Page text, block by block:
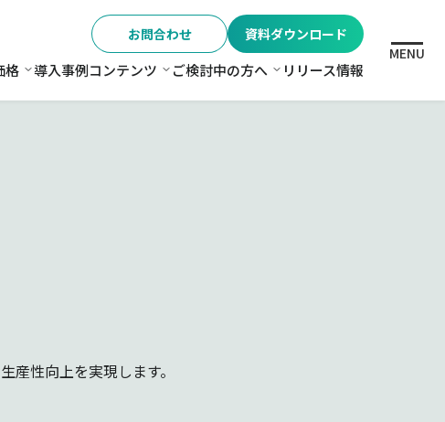
お問合わせ 資料ダウンロード
格 価格
導入事例コンテンツ コンテンツ
ご検討中の方へ ご検討中の方へ
リリース情報
MENU
性向上を実現します。